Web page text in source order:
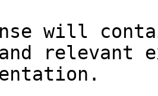
will
relevant